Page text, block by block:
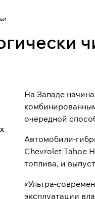
На Западе
очередной
Автомобили-
Chevrolet Tahoe
топлива, и
«Ультра-
эксплуатации